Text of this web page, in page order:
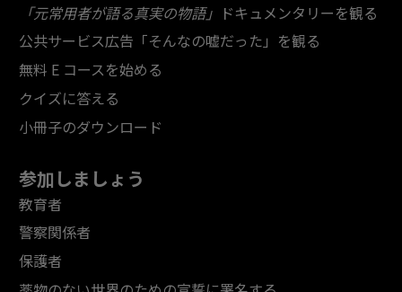
「元常用者が語る真実の物語」 ドキュメンタリーを観る
公共サービス広告「そんなの嘘だった」を観る
無料 E コースを始める
クイズに答える
小冊子のダウンロード
参加しましょう
教育者
警察関係者
保護者